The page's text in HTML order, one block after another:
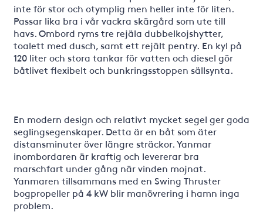
inte för stor och otymplig men heller inte för liten.
Passar lika bra i vår vackra skärgård som ute till
havs. Ombord ryms tre rejäla dubbelkojshytter,
toalett med dusch, samt ett rejält pentry. En kyl på
120 liter och stora tankar för vatten och diesel gör
båtlivet flexibelt och bunkringsstoppen sällsynta.
En modern design och relativt mycket segel ger goda
seglingsegenskaper. Detta är en båt som äter
distansminuter över längre sträckor. Yanmar
inombordaren är kraftig och levererar bra
marschfart under gång när vinden mojnat.
Yanmaren tillsammans med en Swing Thruster
bogpropeller på 4 kW blir manövrering i hamn inga
problem.